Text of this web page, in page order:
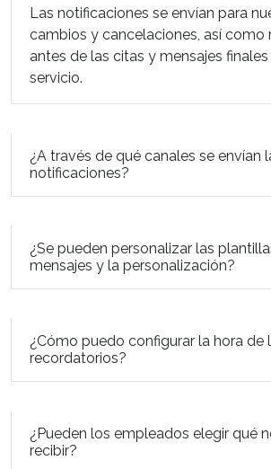
Las notificaciones se envían para
cambios y cancelaciones, así como
antes de las citas y mensajes
servicio.
¿A través de qué canales se envían
notificaciones?
¿Se pueden personalizar las
mensajes y la personalización?
¿Cómo puedo configurar la hora de
recordatorios?
¿Pueden los empleados elegir qué
recibir?